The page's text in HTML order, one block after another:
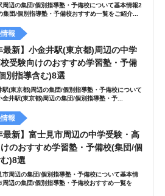
周辺の集団/個別指導塾・予備校について基本情報2
集団/個別指導塾・予備校おすすめ一覧をご紹介...
報
最新】小金井駅(東京都)周辺の中学
受験向けのおすすめ学習塾・予備
別指導含む)8選
駅(東京都)周辺の集団/個別指導塾・予備校について
金井駅(東京都)周辺の集団/個別指導塾・予...
報
最新】富士見市周辺の中学受験・高
のおすすめ学習塾・予備校(集団/個
)8選
市周辺の集団/個別指導塾・予備校について基本情
周辺の集団/個別指導塾・予備校おすすめ一覧を